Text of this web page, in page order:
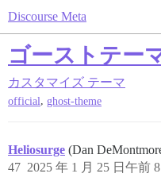
Discourse Meta
ゴーストテー
カスタマイズ テーマ
official, ghost-theme
Heliosurge (Dan
2025 年 1 月 25 日午前
47